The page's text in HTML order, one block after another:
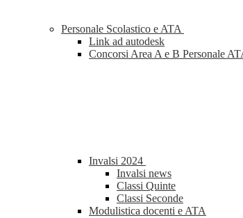
Personale Scolastico e ATA
Link ad autodesk
Concorsi Area A e B Personale
Invalsi 2024
Invalsi news
Classi Quinte
Classi Seconde
Modulistica docenti e ATA